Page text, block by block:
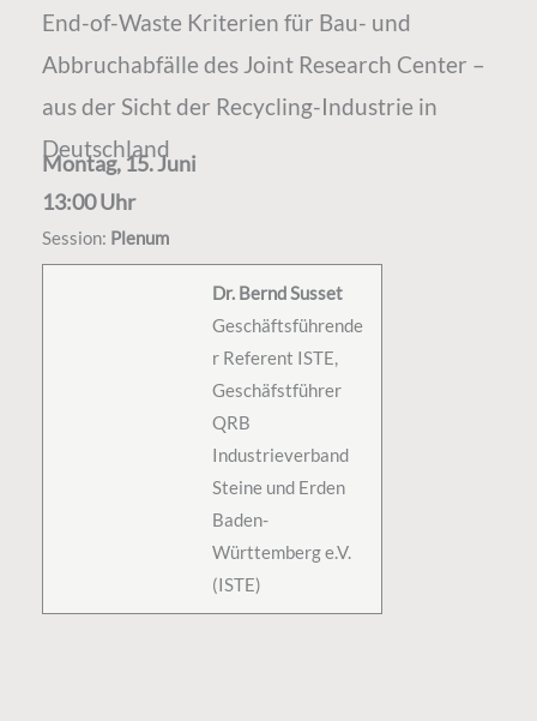
End-of-Waste Kriterien für Bau- und
Abbruchabfälle des Joint Research Center –
aus der Sicht der Recycling-Industrie in
Deutschland
Dr. Bernd Susset
Geschäftsführende
r Referent ISTE,
Geschäfstführer
QRB
Industrieverband
Steine und Erden
Baden-
Württemberg e.V.
(ISTE)
Montag, 15. Juni
13:00 Uhr
Session: Plenum